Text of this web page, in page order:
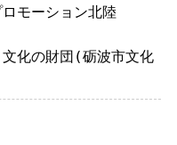
モーション北陸
化の財団(砺波市文化